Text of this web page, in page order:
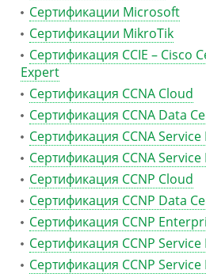
Сертификации Microsoft
Сертификации MikroTik
Сертификация CCIE – Cisco
Expert
Сертификация CCNA Cloud
Сертификация CCNA Data
Сертификация CCNA
Сертификация CCNA
Сертификация CCNP Cloud
Сертификация CCNP Data
Сертификация CCNP
Сертификация CCNP
Сертификация CCNP